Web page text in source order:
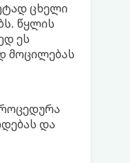
ცხელი
წყლის
ეს
მოცილებას
და